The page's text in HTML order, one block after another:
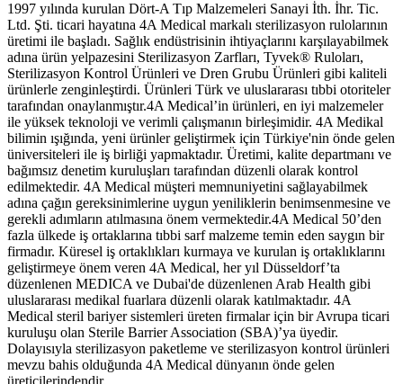
1997 yılında kurulan Dört-A Tıp Malzemeleri Sanayi İth. İhr. Tic.
Ltd. Şti. ticari hayatına 4A Medical markalı sterilizasyon rulolarının
üretimi ile başladı. Sağlık endüstrisinin ihtiyaçlarını karşılayabilmek
adına ürün yelpazesini Sterilizasyon Zarfları, Tyvek® Ruloları,
Sterilizasyon Kontrol Ürünleri ve Dren Grubu Ürünleri gibi kaliteli
ürünlerle zenginleştirdi. Ürünleri Türk ve uluslararası tıbbi otoriteler
tarafından onaylanmıştır.4A Medical’in ürünleri, en iyi malzemeler
ile yüksek teknoloji ve verimli çalışmanın birleşimidir. 4A Medikal
bilimin ışığında, yeni ürünler geliştirmek için Türkiye'nin önde gelen
üniversiteleri ile iş birliği yapmaktadır. Üretimi, kalite departmanı ve
bağımsız denetim kuruluşları tarafından düzenli olarak kontrol
edilmektedir. 4A Medical müşteri memnuniyetini sağlayabilmek
adına çağın gereksinimlerine uygun yeniliklerin benimsenmesine ve
gerekli adımların atılmasına önem vermektedir.4A Medical 50’den
fazla ülkede iş ortaklarına tıbbi sarf malzeme temin eden saygın bir
firmadır. Küresel iş ortaklıkları kurmaya ve kurulan iş ortaklıklarını
geliştirmeye önem veren 4A Medical, her yıl Düsseldorf’ta
düzenlenen MEDICA ve Dubai'de düzenlenen Arab Health gibi
uluslararası medikal fuarlara düzenli olarak katılmaktadır. 4A
Medical steril bariyer sistemleri üreten firmalar için bir Avrupa ticari
kuruluşu olan Sterile Barrier Association (SBA)’ya üyedir.
Dolayısıyla sterilizasyon paketleme ve sterilizasyon kontrol ürünleri
mevzu bahis olduğunda 4A Medical dünyanın önde gelen